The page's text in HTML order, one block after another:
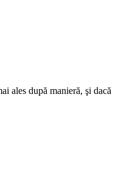
ales după manieră, şi dacă